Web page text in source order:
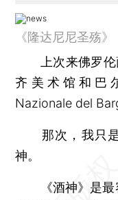
《隆达尼尼圣殇》
上次来佛罗伦
齐美术馆和巴
Nazionale del
那次，我只是
神。
《酒神》是最